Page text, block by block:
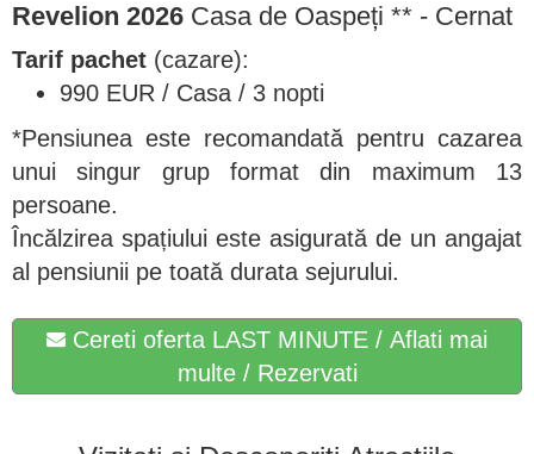
Revelion 2026 Casa de Oaspeți ** - Cernat
Tarif pachet (cazare):
990 EUR / Casa / 3 nopti
*Pensiunea este recomandată pentru cazarea
unui singur grup format din maximum 13
persoane.
Încălzirea spațiului este asigurată de un angajat
al pensiunii pe toată durata sejurului.
Cereti oferta LAST MINUTE / Aflati mai
multe / Rezervati